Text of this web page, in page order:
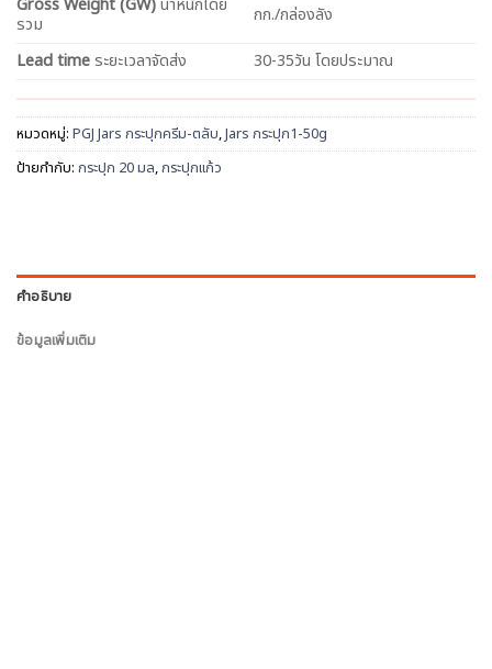
รวม
กก./กล่องลัง
Lead time ระยะเวลาจัดส่ง 30-35วัน โดยประมาณ
หมวดหมู่: PGJ Jars กระปุกครีม-ตลับ,Jars กระปุก1-50g
ป้ายกำกับ: กระปุก 20 มล,กระปุกแก้ว
คำอธิบาย
ข้อมูลเพิ่มเติม